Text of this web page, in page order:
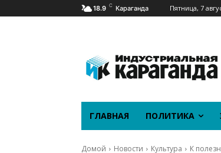
18.9 C Караганда Пятница, 7
ГЛАВНАЯ ПОЛИТИКА
Домой Новости Культура К